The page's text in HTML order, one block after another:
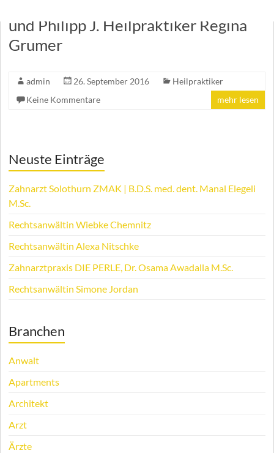
und Philipp J. Heilpraktiker Regina
Grumer
admin 26. September 2016
Heilpraktiker
Keine Kommentare
mehr lesen
Neuste Einträge
Zahnarzt Solothurn ZMAK | B.D.S. med. dent. Manal Elegeli
M.Sc.
Rechtsanwältin Wiebke Chemnitz
Rechtsanwältin Alexa Nitschke
Zahnarztpraxis DIE PERLE, Dr. Osama Awadalla M.Sc.
Rechtsanwältin Simone Jordan
Branchen
Anwalt
Apartments
Architekt
Arzt
Ärzte